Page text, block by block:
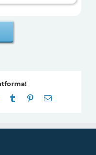
WhatsApp
Tumblr Pinterest
E-